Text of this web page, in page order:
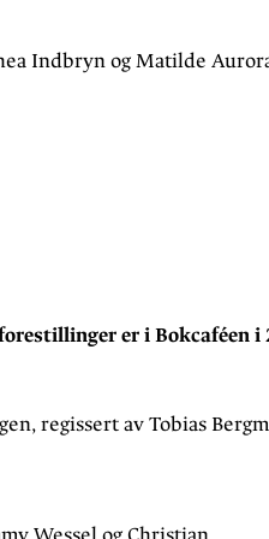
Indbryn og Matilde
er i Bokcaféen i
regissert av Tobias